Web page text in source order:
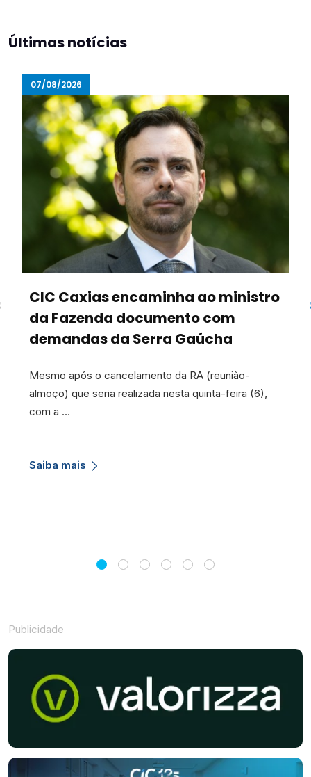
Últimas notícias
07/08/2026
CIC Caxias encaminha ao ministro
da Fazenda documento com
demandas da Serra Gaúcha
Mesmo após o cancelamento da RA (reunião-
almoço) que seria realizada nesta quinta-feira (6),
com a …
Saiba mais
Publicidade